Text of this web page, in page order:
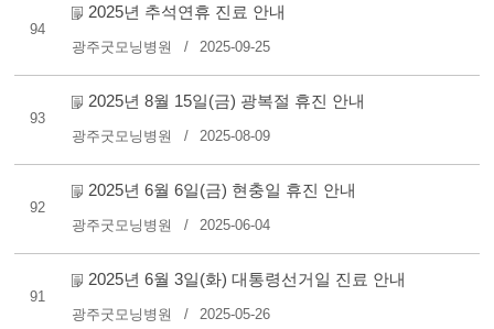
94
2025년 추석연휴 진료 안내
광주굿모닝병원 2025-09-25
93
2025년 8월 15일(금) 광복절 휴진 안내
광주굿모닝병원 2025-08-09
92
2025년 6월 6일(금) 현충일 휴진 안내
광주굿모닝병원 2025-06-04
91
2025년 6월 3일(화) 대통령선거일 진료 안내
광주굿모닝병원 2025-05-26